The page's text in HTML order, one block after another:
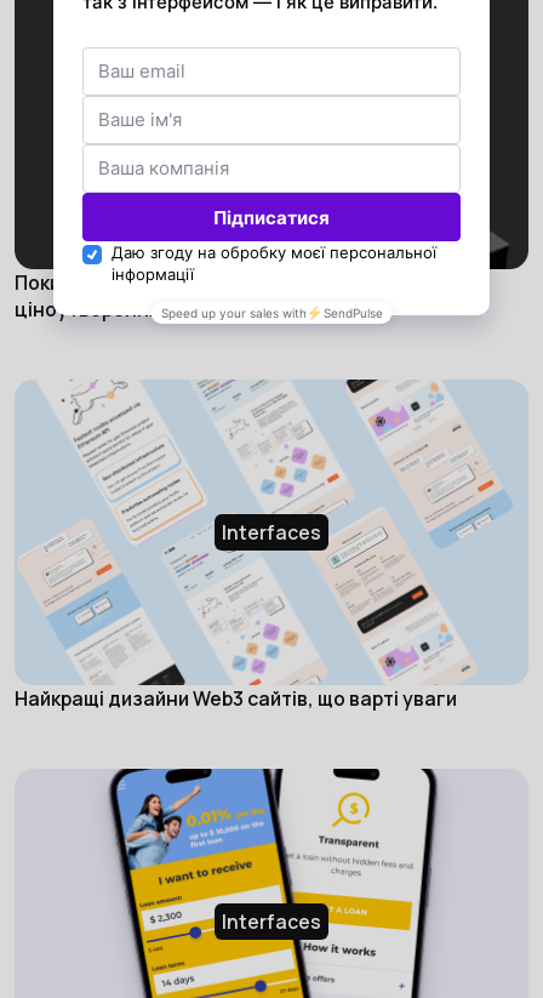
Покинуті кошики в Shopify: платіжні системи та
ціноутворення, що конвертують
Interfaces
Найкращі дизайни Web3 сайтів, що варті уваги
Interfaces